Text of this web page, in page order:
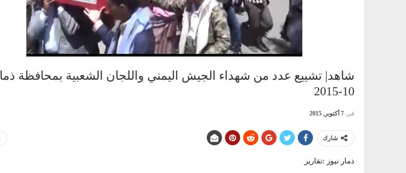
10-2015
في 7 أكتوبر, 2015
شارك
ذمار نيوز :تقارير